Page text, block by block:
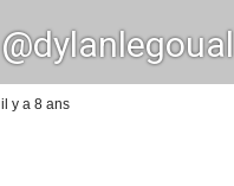
@dylanlegoual
il y a 8 ans